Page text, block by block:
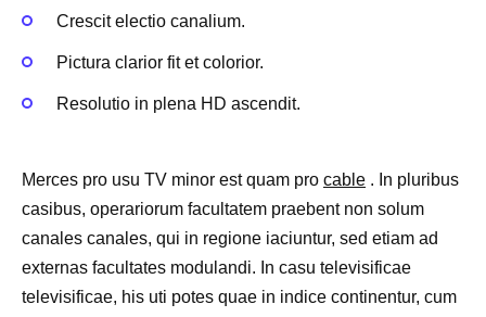
Crescit electio canalium.
Pictura clarior fit et colorior.
Resolutio in plena HD ascendit.
Merces pro usu TV minor est quam pro cable . In pluribus
casibus, operariorum facultatem praebent non solum
canales canales, qui in regione iaciuntur, sed etiam ad
externas facultates modulandi. In casu televisificae
televisificae, his uti potes quae in indice continentur, cum